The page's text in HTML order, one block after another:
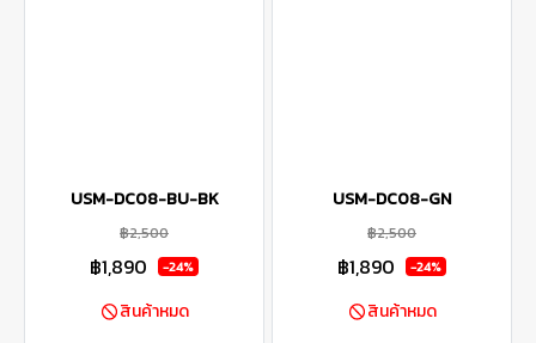
USM-DC08-BU-BK
฿2,500
฿1,890 -24%
สินค้าหมด
USM-DC08-GN
฿2,500
฿1,890 -24%
สินค้าหมด